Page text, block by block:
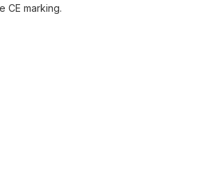
CE marking.